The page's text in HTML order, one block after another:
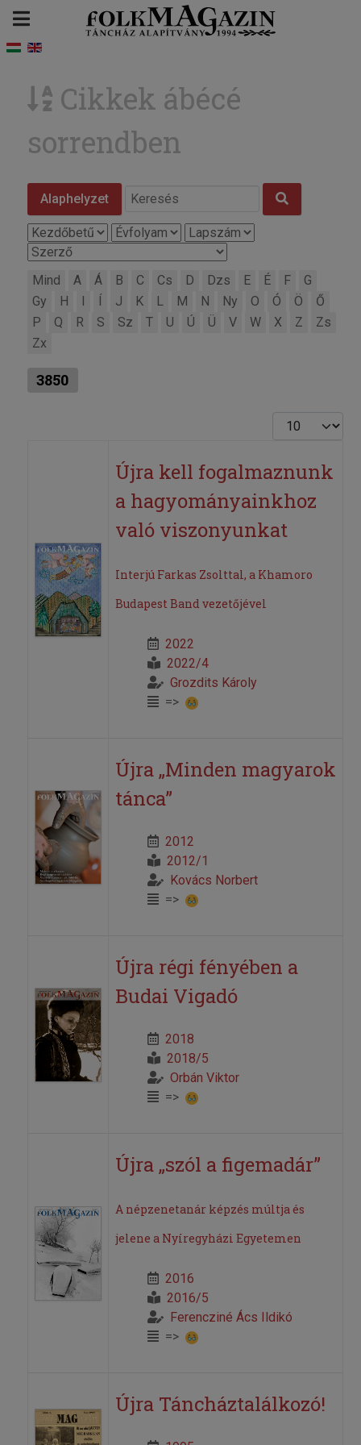
Cikkek ábécé
sorrendben
Alaphelyzet
Mind A Á B C Cs D Dzs E É F
G
Gy
H J K L M N Ny O Ó Ö
Ő
P
Q R S Sz T U Ú Ü V W X Z
Zs
Zx
3850
Tételek #
Újra kell fogalmaznunk
a hagyományainkhoz
való viszonyunkat
Interjú Farkas Zsolttal, a Khamoro
Budapest Band vezetőjével
2022
2022/4
Grozdits Károly
=>
Újra „Minden magyarok
tánca”
2012
2012/1
Kovács Norbert
=>
Újra régi fényében a
Budai Vigadó
2018
2018/5
Orbán Viktor
=>
Újra „szól a figemadár”
A népzenetanár képzés múltja és
jelene a Nyíregyházi Egyetemen
2016
2016/5
Ferencziné Ács Ildikó
=>
Újra Táncháztalálkozó!